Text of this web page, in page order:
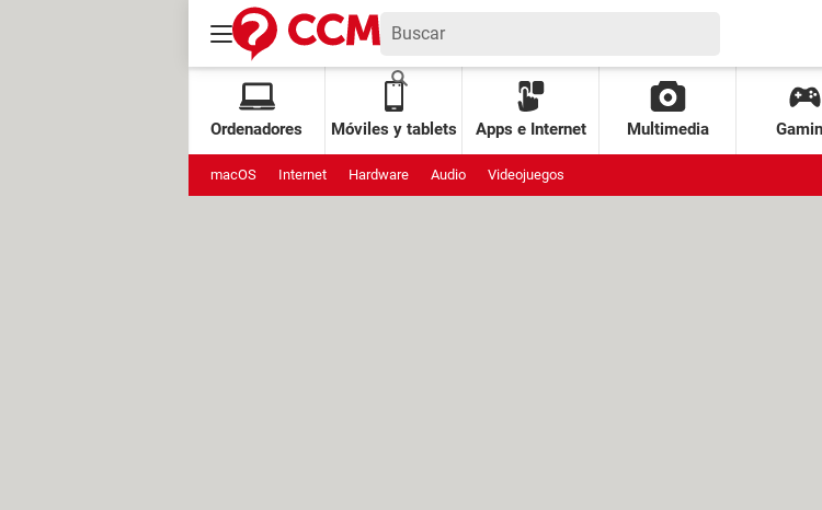
Ordenadores Móviles y tablets Apps e Internet Multimedia
macOS Internet Hardware Audio Videojuegos